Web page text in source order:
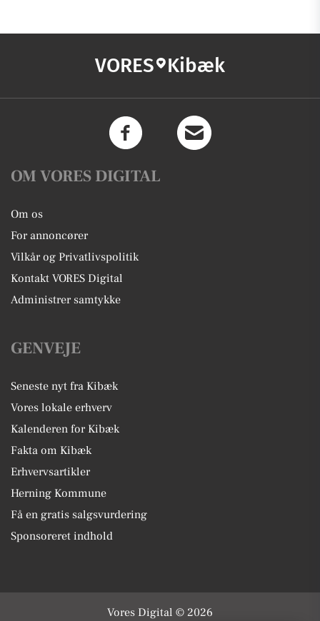
VORES Kibæk
OM VORES DIGITAL
Om os
For annoncører
Vilkår og Privatlivspolitik
Kontakt VORES Digital
Administrer samtykke
GENVEJE
Seneste nyt fra Kibæk
Vores lokale erhverv
Kalenderen for Kibæk
Fakta om Kibæk
Erhvervsartikler
Herning Kommune
Få en gratis salgsvurdering
Sponsoreret indhold
Vores Digital © 2026